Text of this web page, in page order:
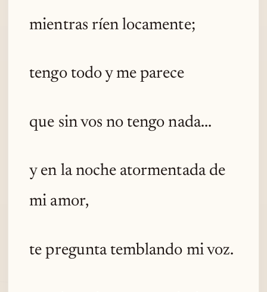
mientras ríen locamente;
tengo todo y me parece
que sin vos no tengo nada...
y en la noche atormentada de
mi amor,
te pregunta temblando mi voz.